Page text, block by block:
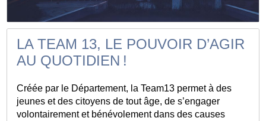
LA TEAM 13, LE POUVOIR D’AGIR
AU QUOTIDIEN !
Créée par le Département, la Team13 permet à des
jeunes et des citoyens de tout âge, de s’engager
volontairement et bénévolement dans des causes